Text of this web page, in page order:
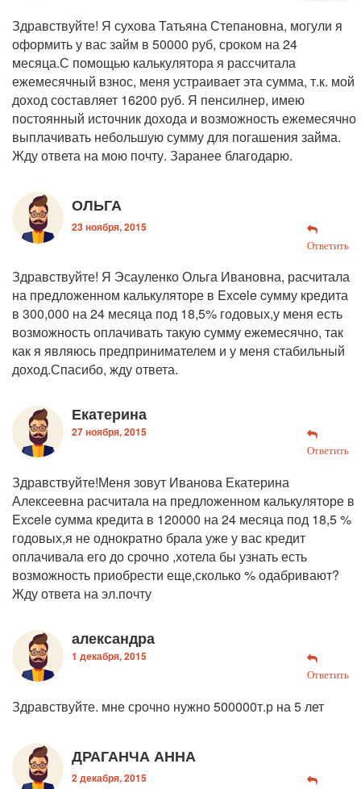
Здравствуйте! Я сухова Татьяна Степановна, могули я
оформить у вас займ в 50000 руб, сроком на 24
месяца.С помощью калькулятора я рассчитала
ежемесячный взнос, меня устраивает эта сумма, т.к. мой
доход составляет 16200 руб. Я пенсилнер, имею
постоянный источник дохода и возможность ежемесячно
выплачивать небольшую сумму для погашения займа.
Жду ответа на мою почту. Заранее благодарю.
ОЛЬГА
23 ноября, 2015
Ответить
Здравствуйте! Я Эсауленко Ольга Ивановна, расчитала
на предложенном калькуляторе в Excele cумму кредита
в 300,000 на 24 месяца под 18,5% годовых,у меня есть
возможность оплачивать такую сумму ежемесячно, так
как я являюсь предпринимателем и у меня стабильный
доход.Спасибо, жду ответа.
Екатерина
27 ноября, 2015
Ответить
Здравствуйте!Меня зовут Иванова Екатерина
Алексеевна расчитала на предложенном калькуляторе в
Excele cумма кредита в 120000 на 24 месяца под 18,5 %
годовых,я не однократно брала уже у вас кредит
оплачивала его до срочно ,хотела бы узнать есть
возможность приобрести еще,сколько % одабривают?
Жду ответа на эл.почту
александра
1 декабря, 2015
Ответить
Здравствуйте. мне срочно нужно 500000т.р на 5 лет
ДРАГАНЧА АННА
2 декабря, 2015